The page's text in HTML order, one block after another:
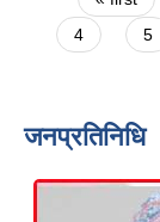
4
5
जनप्रतिनिधि